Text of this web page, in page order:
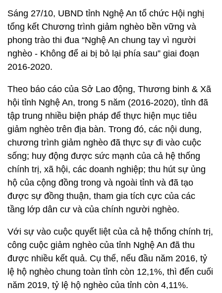
Sáng 27/10, UBND tỉnh Nghệ An tổ chức Hội nghị
tổng kết Chương trình giảm nghèo bền vững và
phong trào thi đua “Nghệ An chung tay vì người
nghèo - Không để ai bị bỏ lại phía sau” giai đoạn
2016-2020.
Theo báo cáo của Sở Lao động, Thương binh & Xã
hội tỉnh Nghệ An, trong 5 năm (2016-2020), tỉnh đã
tập trung nhiều biện pháp để thực hiện mục tiêu
giảm nghèo trên địa bàn. Trong đó, các nội dung,
chương trình giảm nghèo đã thực sự đi vào cuộc
sống; huy động được sức mạnh của cả hệ thống
chính trị, xã hội, các doanh nghiệp; thu hút sự ủng
hộ của cộng đồng trong và ngoài tỉnh và đã tạo
được sự đồng thuận, tham gia tích cực của các
tầng lớp dân cư và của chính người nghèo.
Với sự vào cuộc quyết liệt của cả hệ thống chính trị,
công cuộc giảm nghèo của tỉnh Nghệ An đã thu
được nhiều kết quả. Cụ thể, nếu đầu năm 2016, tỷ
lệ hộ nghèo chung toàn tỉnh còn 12,1%, thì đến cuối
năm 2019, tỷ lệ hộ nghèo của tỉnh còn 4,11%.